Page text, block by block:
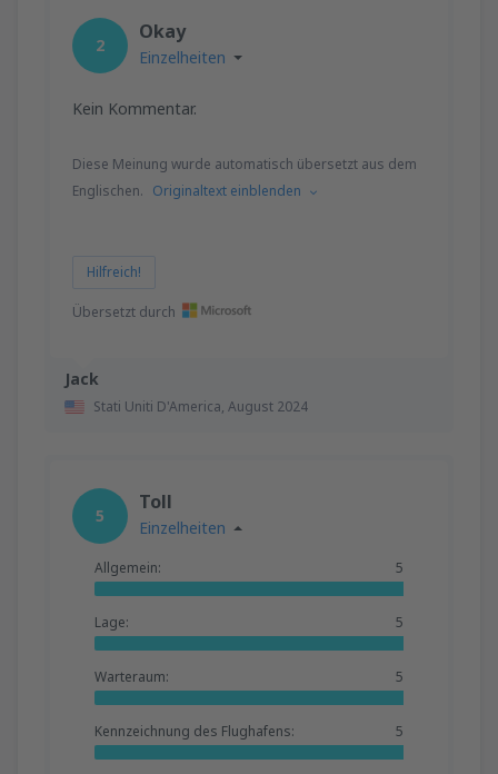
Jack
Stati Uniti D'America, August 2024
2
Okay
Einzelheiten
Kein Kommentar.
Diese Meinung wurde automatisch übersetzt aus dem
Englischen. Originaltext einblenden
Hilfreich!
Übersetzt durch
5
Toll
Einzelheiten
Allgemein: 5
Lage: 5
Warteraum: 5
Kennzeichnung des Flughafens: 5